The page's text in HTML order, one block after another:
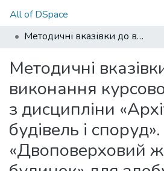
All of DSpace
Statistics
Методичні вказівки до виконання курсового проєкту з дисципліни «Архітектура будівель і споруд». Частина 1. «Двоповерховий житловий будинок» для здобувачів вищої освіти спеціальності G 19 Будівництво та цивільна інженерія
Методичні
виконання
з дисципліни
будівель і
«Двоповерховий